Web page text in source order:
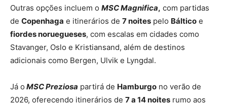
Outras opções incluem o MSC Magnifica, com partidas
de Copenhaga e itinerários de 7 noites pelo Báltico e
fiordes noruegueses, com escalas em cidades como
Stavanger, Oslo e Kristiansand, além de destinos
adicionais como Bergen, Ulvik e Lyngdal.
Já o MSC Preziosa partirá de Hamburgo no verão de
2026, oferecendo itinerários de 7 a 14 noites rumo aos